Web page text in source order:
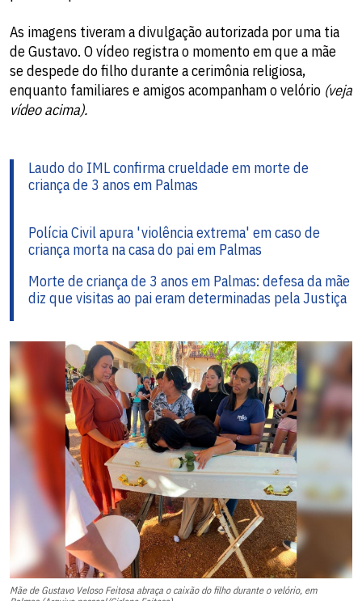
As imagens tiveram a divulgação autorizada por uma tia
de Gustavo. O vídeo registra o momento em que a mãe
se despede do filho durante a cerimônia religiosa,
enquanto familiares e amigos acompanham o velório (veja
vídeo acima).
Laudo do IML confirma crueldade em morte de
criança de 3 anos em Palmas
Polícia Civil apura 'violência extrema' em caso de
criança morta na casa do pai em Palmas
Morte de criança de 3 anos em Palmas: defesa da mãe
diz que visitas ao pai eram determinadas pela Justiça
Mãe de Gustavo Veloso Feitosa abraça o caixão do filho durante o velório, em